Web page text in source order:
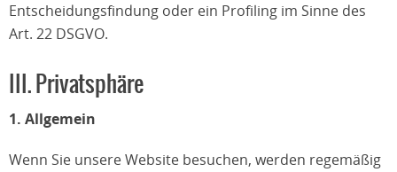
Entscheidungsfindung oder ein Profiling im Sinne des
Art. 22 DSGVO.
III. Privatsphäre
1. Allgemein
Wenn Sie unsere Website besuchen, werden regemäßig